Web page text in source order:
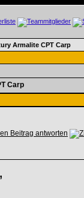
Armalite CPT Carp
Carp